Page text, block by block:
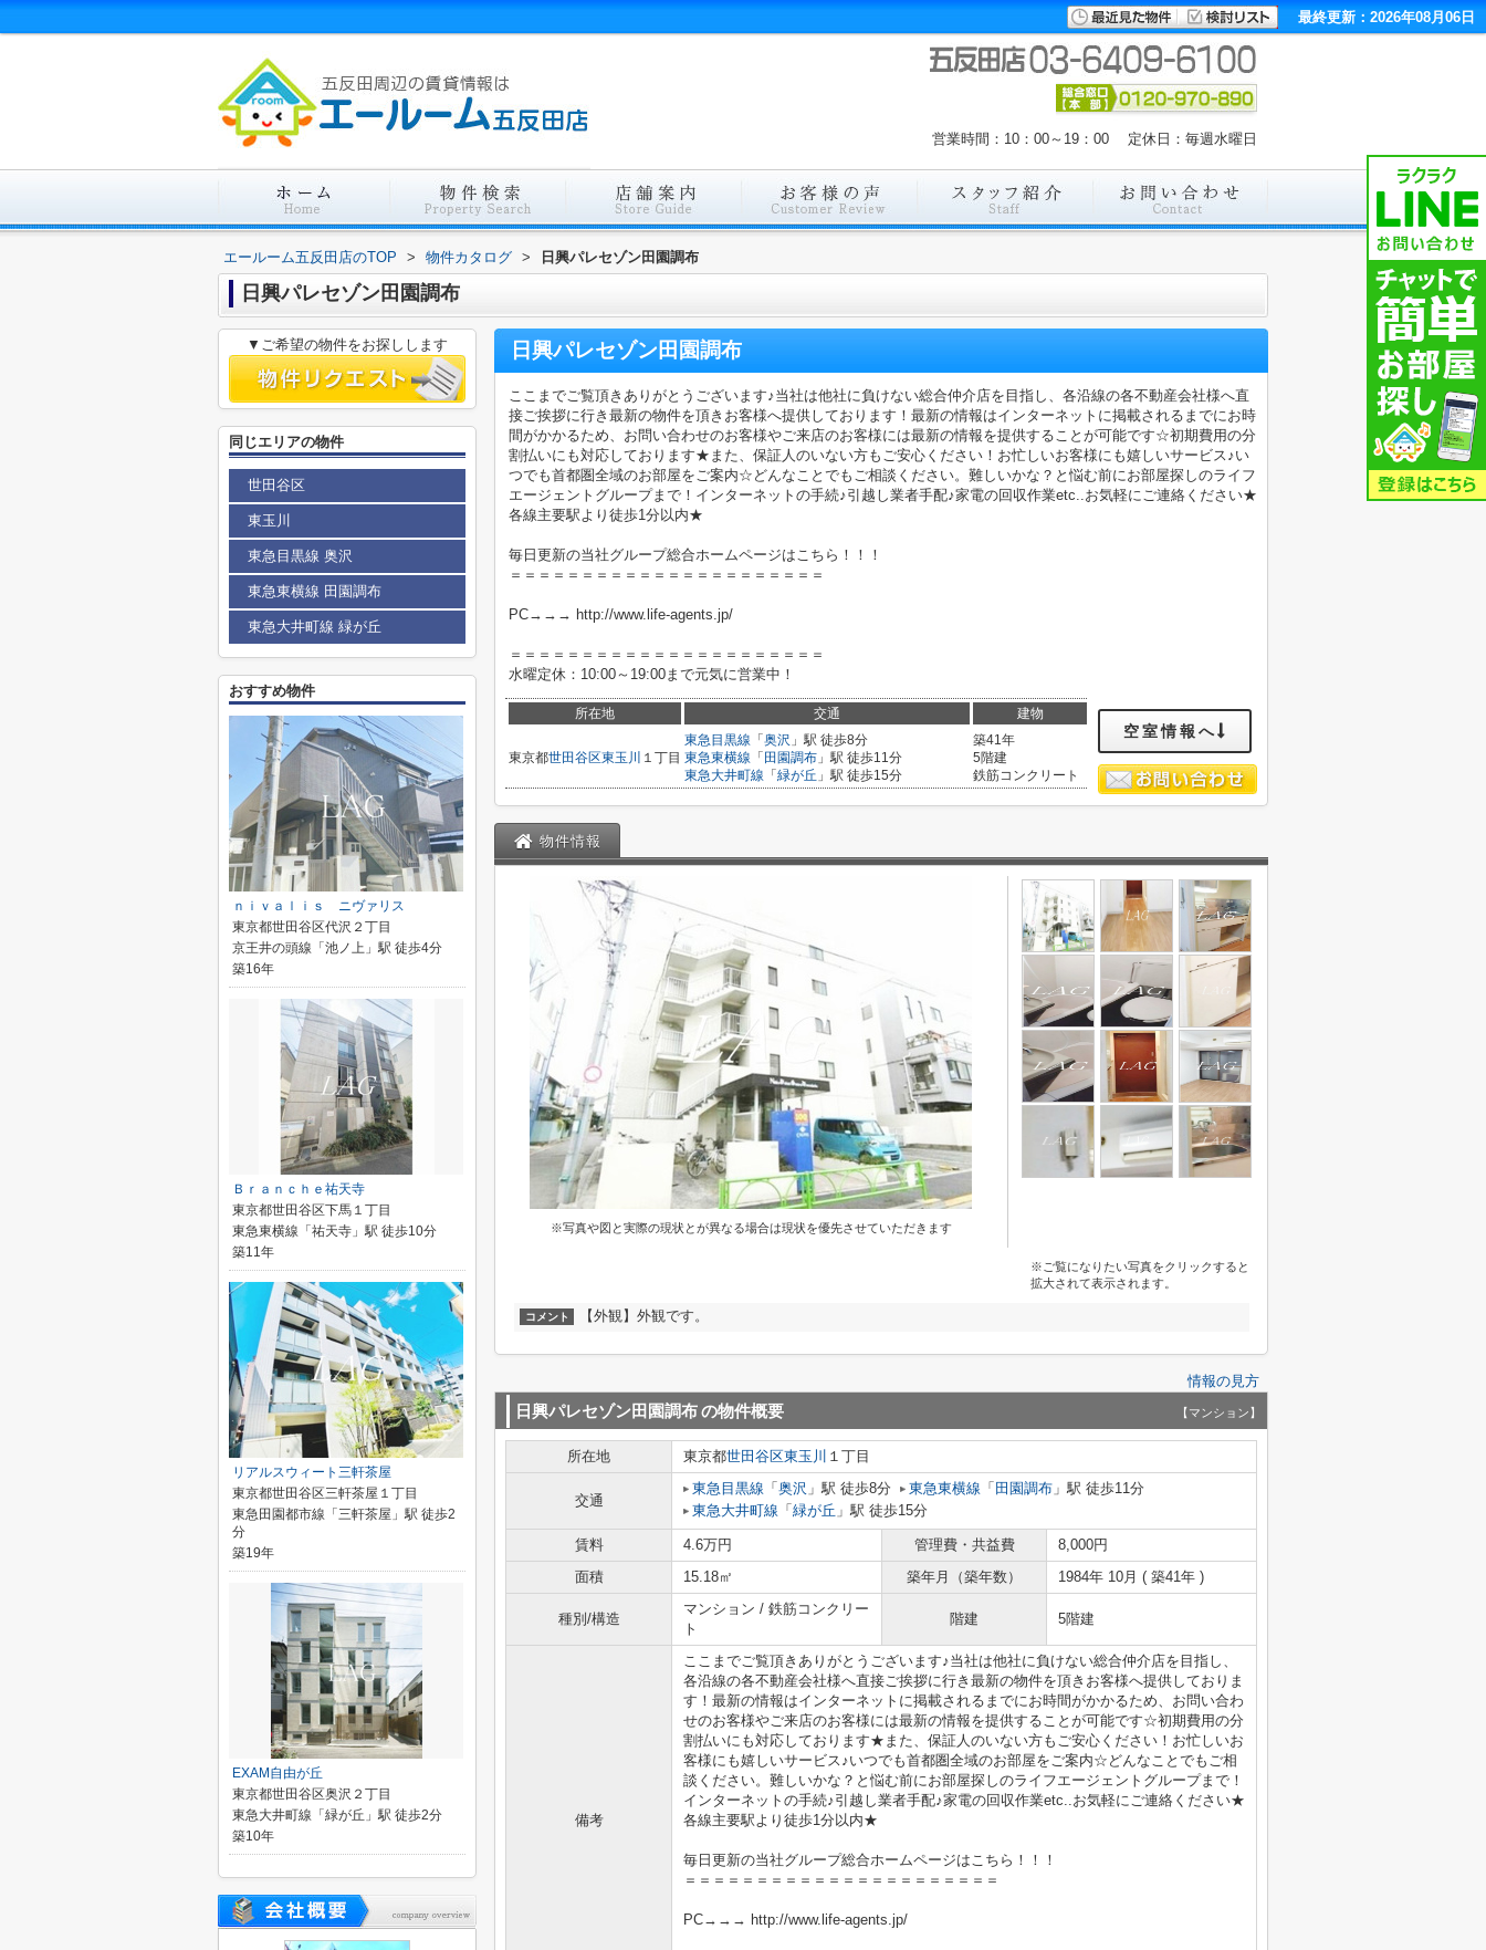
最終更新：2026年08月06日
営業時間：10：00～19：00 定休日：毎週水曜日
エールーム五反田店のTOP > 物件カタログ > 日興パレセゾン田園調布
日興パレセゾン田園調布
日興パレセゾン田園調布
ここまでご覧頂きありがとうございます♪当社は他社に負けない総合仲介店を目指し、各沿線の各不動産会社様へ直
接ご挨拶に行き最新の物件を頂きお客様へ提供しております！最新の情報はインターネットに掲載されるまでにお時
間がかかるため、お問い合わせのお客様やご来店のお客様には最新の情報を提供することが可能です☆初期費用の分
割払いにも対応しております★また、保証人のいない方もご安心ください！お忙しいお客様にも嬉しいサービス♪い
つでも首都圏全域のお部屋をご案内☆どんなことでもご相談ください。難しいかな？と悩む前にお部屋探しのライフ
エージェントグループまで！インターネットの手続♪引越し業者手配♪家電の回収作業etc..お気軽にご連絡ください★
各線主要駅より徒歩1分以内★
毎日更新の当社グループ総合ホームページはこちら！！！
＝＝＝＝＝＝＝＝＝＝＝＝＝＝＝＝＝＝＝＝＝＝
PC→→→ http://www.life-agents.jp/
＝＝＝＝＝＝＝＝＝＝＝＝＝＝＝＝＝＝＝＝＝＝
水曜定休：10:00～19:00まで元気に営業中！
所在地 交通 建物
東京都世田谷区東玉川 １丁目
東急目黒線 「 奥沢 」駅 徒歩8分
東急東横線 「 田園調布 」駅 徒歩11分
東急大井町線 「 緑が丘 」駅 徒歩15分
築41年
5階建
鉄筋コンクリート
空室情報へ
物件情報
※写真や図と実際の現状とが異なる場合は現状を優先させていただきます
※ご覧になりたい写真をクリックすると
拡大されて表示されます。
コメント 【外観】外観です。
情報の見方
日興パレセゾン田園調布の物件概要 【マンション】
所在地 東京都世田谷区東玉川 １丁目
交通
東急目黒線 「 奥沢 」駅 徒歩8分 東急東横線 「 田園調布 」駅 徒歩11分
東急大井町線 「 緑が丘 」駅 徒歩15分
賃料 4.6万円 管理費・共益費
8,000円
面積
15.18㎡ 築年月（築年数） 1984年 10月 ( 築41年 )
種別/構造
マンション / 鉄筋コンクリー
ト
階建 5階建
備考
ここまでご覧頂きありがとうございます♪当社は他社に負けない総合仲介店を目指し、
各沿線の各不動産会社様へ直接ご挨拶に行き最新の物件を頂きお客様へ提供しておりま
す！最新の情報はインターネットに掲載されるまでにお時間がかかるため、お問い合わ
せのお客様やご来店のお客様には最新の情報を提供することが可能です☆初期費用の分
割払いにも対応しております★また、保証人のいない方もご安心ください！お忙しいお
客様にも嬉しいサービス♪いつでも首都圏全域のお部屋をご案内☆どんなことでもご相
談ください。難しいかな？と悩む前にお部屋探しのライフエージェントグループまで！
インターネットの手続♪引越し業者手配♪家電の回収作業etc..お気軽にご連絡ください★
各線主要駅より徒歩1分以内★
毎日更新の当社グループ総合ホームページはこちら！！！
＝＝＝＝＝＝＝＝＝＝＝＝＝＝＝＝＝＝＝＝＝＝
PC→→→ http://www.life-agents.jp/
▼ご希望の物件をお探しします
同じエリアの物件
世田谷区
東玉川
東急目黒線 奥沢
東急東横線 田園調布
東急大井町線 緑が丘
おすすめ物件
ｎｉｖａｌｉｓ ニヴァリス
東京都世田谷区代沢２丁目
京王井の頭線「池ノ上」駅 徒歩4分
築16年
Ｂｒａｎｃｈｅ祐天寺
東京都世田谷区下馬１丁目
東急東横線「祐天寺」駅 徒歩10分
築11年
リアルスウィート三軒茶屋
東京都世田谷区三軒茶屋１丁目
東急田園都市線「三軒茶屋」駅 徒歩2
分
築19年
EXAM自由が丘
東京都世田谷区奥沢２丁目
東急大井町線「緑が丘」駅 徒歩2分
築10年